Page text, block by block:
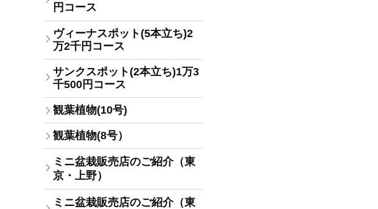
円コース
ヴィーナスポット(5本立ち)2
万2千円コース
サンクスポット(2本立ち)1万3
千500円コース
観葉植物(10号)
観葉植物(8号）
ミニ盆栽販売店のご紹介（東
京・上野）
ミニ盆栽販売店のご紹介（東